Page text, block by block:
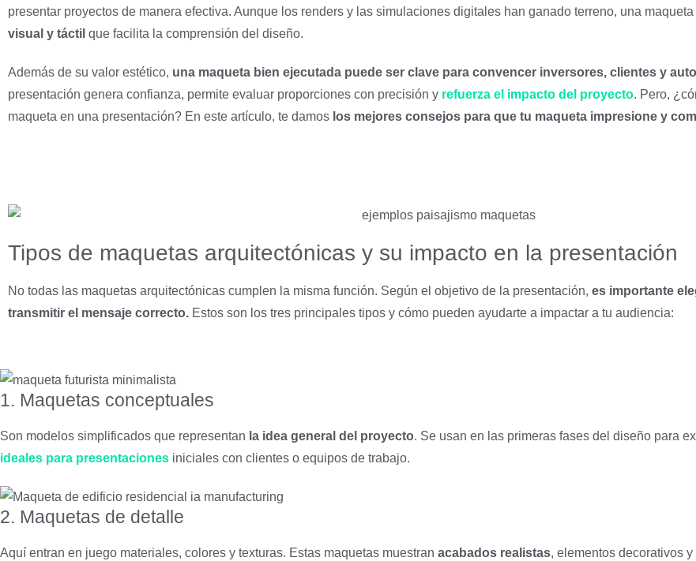
presentar proyectos de manera efectiva. Aunque los renders y las simulaciones digitales han ganado terreno, una
visual y táctil que facilita la comprensión del diseño.
Además de su valor estético, una maqueta bien ejecutada puede ser clave para convencer inversores, clientes y
presentación genera confianza, permite evaluar proporciones con precisión y refuerza el impacto del proyecto. Pero,
maqueta en una presentación? En este artículo, te damos los mejores consejos para que tu maqueta impresione y
Tipos de maquetas arquitectónicas y su impacto en la presentación
No todas las maquetas arquitectónicas cumplen la misma función. Según el objetivo de la presentación, es importante
transmitir el mensaje correcto. Estos son los tres principales tipos y cómo pueden ayudarte a impactar a tu audiencia:
1. Maquetas conceptuales
Son modelos simplificados que representan la idea general del proyecto. Se usan en las primeras fases del diseño para
ideales para presentaciones iniciales con clientes o equipos de trabajo.
2. Maquetas de detalle
Aquí entran en juego materiales, colores y texturas. Estas maquetas muestran acabados realistas, elementos decorativos